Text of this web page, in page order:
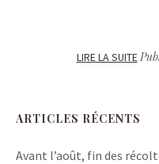
LIRE LA SUITE
ARTICLES RÉCENTS
Avant l’août, fin des